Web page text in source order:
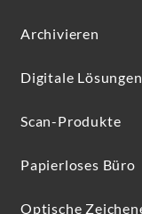
Archivieren
Digitale Lösungen
Scan-Produkte
Papierloses Büro
Optische